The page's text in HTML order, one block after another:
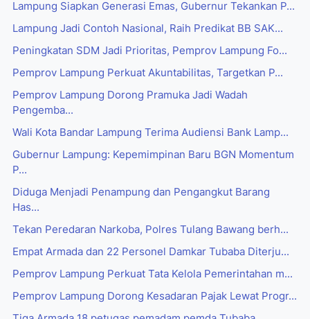
Lampung Siapkan Generasi Emas, Gubernur Tekankan P...
Lampung Jadi Contoh Nasional, Raih Predikat BB SAK...
Peningkatan SDM Jadi Prioritas, Pemprov Lampung Fo...
Pemprov Lampung Perkuat Akuntabilitas, Targetkan P...
Pemprov Lampung Dorong Pramuka Jadi Wadah
Pengemba...
Wali Kota Bandar Lampung Terima Audiensi Bank Lamp...
Gubernur Lampung: Kepemimpinan Baru BGN Momentum
P...
Diduga Menjadi Penampung dan Pengangkut Barang
Has...
Tekan Peredaran Narkoba, Polres Tulang Bawang berh...
Empat Armada dan 22 Personel Damkar Tubaba Diterju...
Pemprov Lampung Perkuat Tata Kelola Pemerintahan m...
Pemprov Lampung Dorong Kesadaran Pajak Lewat Progr...